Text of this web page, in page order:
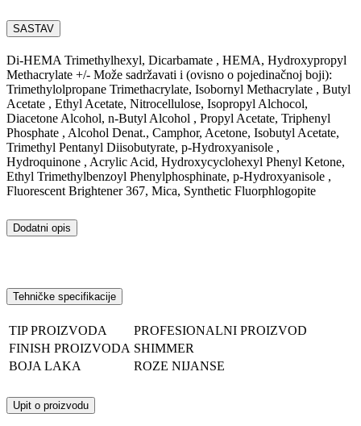
SASTAV
Di-HEMA Trimethylhexyl, Dicarbamate , HEMA, Hydroxypropyl
Methacrylate +/- Može sadržavati i (ovisno o pojedinačnoj boji):
Trimethylolpropane Trimethacrylate, Isobornyl Methacrylate , Butyl
Acetate , Ethyl Acetate, Nitrocellulose, Isopropyl Alchocol,
Diacetone Alcohol, n-Butyl Alcohol , Propyl Acetate, Triphenyl
Phosphate , Alcohol Denat., Camphor, Acetone, Isobutyl Acetate,
Trimethyl Pentanyl Diisobutyrate, p-Hydroxyanisole ,
Hydroquinone , Acrylic Acid, Hydroxycyclohexyl Phenyl Ketone,
Ethyl Trimethylbenzoyl Phenylphosphinate, p-Hydroxyanisole ,
Fluorescent Brightener 367, Mica, Synthetic Fluorphlogopite
Dodatni opis
Tehničke specifikacije
TIP PROIZVODA
PROFESIONALNI PROIZVOD
FINISH PROIZVODA SHIMMER
BOJA LAKA
ROZE NIJANSE
Upit o proizvodu